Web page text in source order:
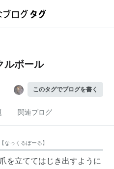
ルボール
このタグでブログを書く
関連ブログ
【なっくるぼーる】
を立ててはじき出すように